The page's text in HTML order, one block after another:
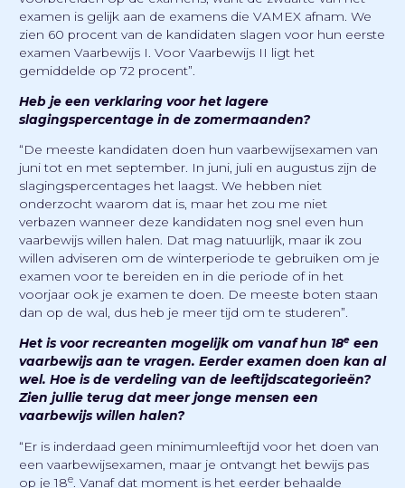
examen is gelijk aan de examens die VAMEX afnam. We
zien 60 procent van de kandidaten slagen voor hun eerste
examen Vaarbewijs I. Voor Vaarbewijs II ligt het
gemiddelde op 72 procent”.
Heb je een verklaring voor het lagere
slagingspercentage in de zomermaanden?
“De meeste kandidaten doen hun vaarbewijsexamen van
juni tot en met september. In juni, juli en augustus zijn de
slagingspercentages het laagst. We hebben niet
onderzocht waarom dat is, maar het zou me niet
verbazen wanneer deze kandidaten nog snel even hun
vaarbewijs willen halen. Dat mag natuurlijk, maar ik zou
willen adviseren om de winterperiode te gebruiken om je
examen voor te bereiden en in die periode of in het
voorjaar ook je examen te doen. De meeste boten staan
dan op de wal, dus heb je meer tijd om te studeren”.
Het is voor recreanten mogelijk om vanaf hun 18eeen
vaarbewijs aan te vragen. Eerder examen doen kan al
wel. Hoe is de verdeling van de leeftijdscategorieën?
Zien jullie terug dat meer jonge mensen een
vaarbewijs willen halen?
“Er is inderdaad geen minimumleeftijd voor het doen van
een vaarbewijsexamen, maar je ontvangt het bewijs pas
op je 18e. Vanaf dat moment is het eerder behaalde